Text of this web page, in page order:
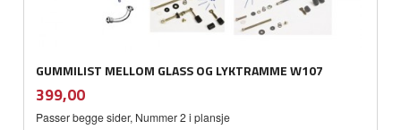
GUMMILIST MELLOM GLASS OG LYKTRAMME W107
Pris
399,00mva.
Passer begge sider, Nummer 2 i plansje